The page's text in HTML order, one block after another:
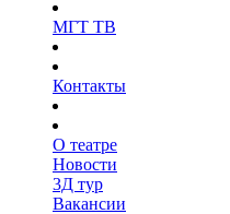
МГТ ТВ
Контакты
О театре
Новости
3Д тур
Вакансии